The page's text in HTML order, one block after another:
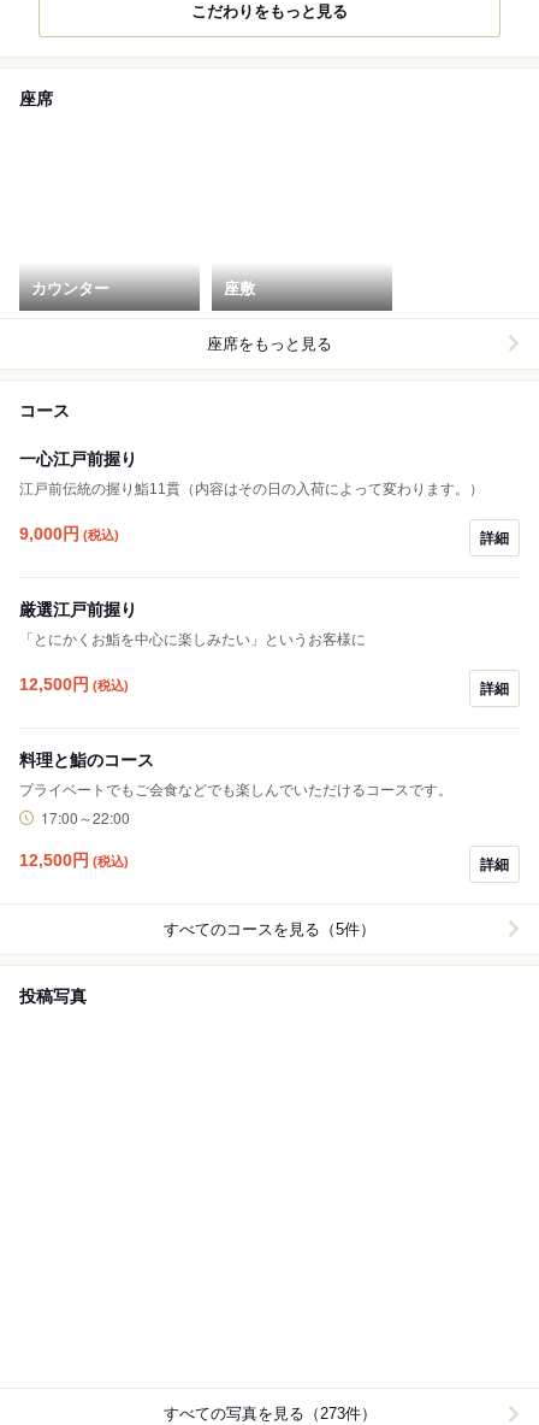
こだわりをもっと見る
座席
カウンター 座敷
座席をもっと見る
コース
一心江戸前握り
江戸前伝統の握り鮨11貫（内容はその日の入荷によって変わります。）
9,000円 (税込) 詳細
厳選江戸前握り
「とにかくお鮨を中心に楽しみたい」というお客様に
12,500円 (税込) 詳細
料理と鮨のコース
プライベートでもご会食などでも楽しんでいただけるコースです。
17:00～22:00
12,500円 (税込) 詳細
すべてのコースを見る（5件）
投稿写真
すべての写真を見る（273件）